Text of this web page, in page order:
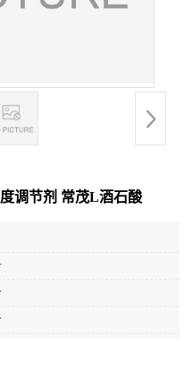
调节剂 常茂L酒石酸